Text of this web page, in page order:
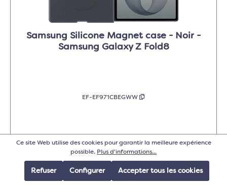
Samsung Silicone Magnet case - Noir -
Samsung Galaxy Z Fold8
EF-EF971CBEGWW
Détails
Ce site Web utilise des cookies pour garantir la meilleure expérience
possible. Plus d'informations...
Refuser Configurer Accepter tous les cookies